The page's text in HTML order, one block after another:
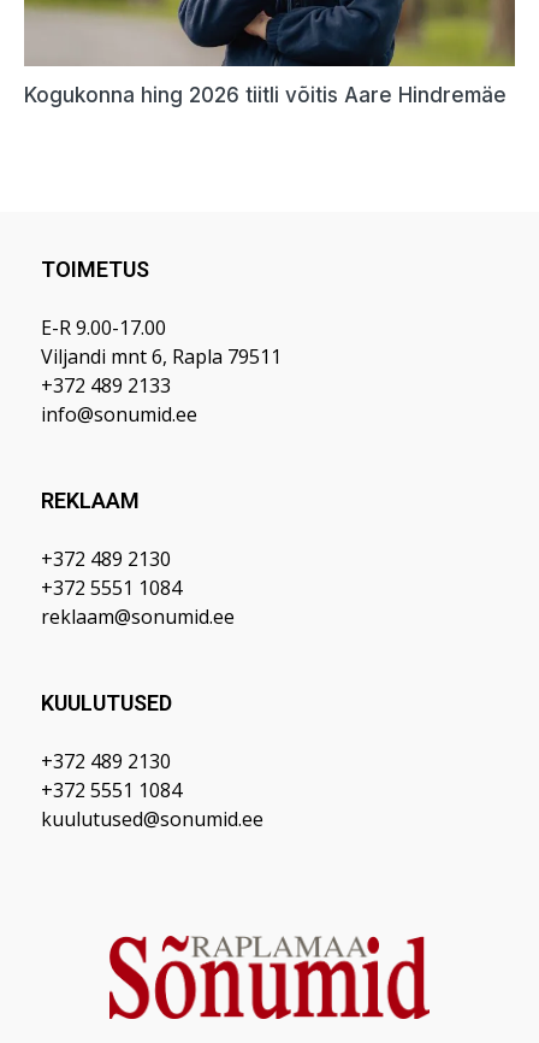
TOIMETUS
E-R 9.00-17.00
Viljandi mnt 6, Rapla 79511
+372 489 2133
info@sonumid.ee
REKLAAM
+372 489 2130
+372 5551 1084
reklaam@sonumid.ee
KUULUTUSED
+372 489 2130
+372 5551 1084
kuulutused@sonumid.ee